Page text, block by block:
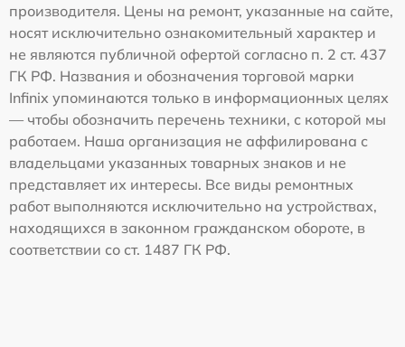
производителя. Цены на ремонт, указанные на сайте,
носят исключительно ознакомительный характер и
не являются публичной офертой согласно п. 2 ст. 437
ГК РФ. Названия и обозначения торговой марки
Infinix упоминаются только в информационных целях
— чтобы обозначить перечень техники, с которой мы
работаем. Наша организация не аффилирована с
владельцами указанных товарных знаков и не
представляет их интересы. Все виды ремонтных
работ выполняются исключительно на устройствах,
находящихся в законном гражданском обороте, в
соответствии со ст. 1487 ГК РФ.